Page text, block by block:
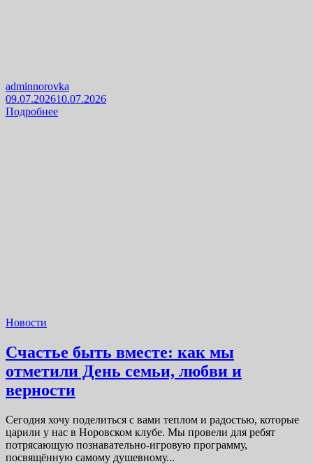
adminnorovka
09.07.202610.07.2026
Подробнее
Новости
Счастье быть вместе: как мы
отметили День семьи, любви и
верности
Сегодня хочу поделиться с вами теплом и радостью, которые
царили у нас в Норовском клубе. Мы провели для ребят
потрясающую познавательно-игровую программу,
посвящённую самому душевному...